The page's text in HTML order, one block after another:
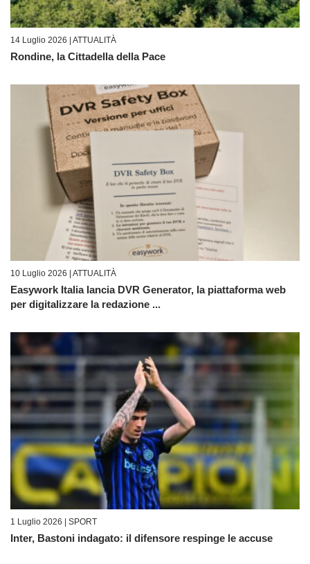
14 Luglio 2026 | ATTUALITÀ
Rondine, la Cittadella della Pace
10 Luglio 2026 | ATTUALITÀ
Easywork Italia lancia DVR Generator, la piattaforma web
per digitalizzare la redazione ...
1 Luglio 2026 | SPORT
Inter, Bastoni indagato: il difensore respinge le accuse